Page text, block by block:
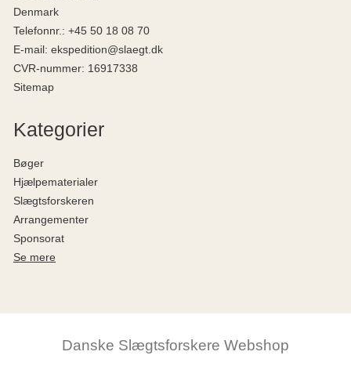
Denmark
Telefonnr. : +45 50 18 08 70
E-mail: ekspedition@slaegt.dk
CVR-nummer: 16917338
Sitemap
Kategorier
Bøger
Hjælpematerialer
Slægtsforskeren
Arrangementer
Sponsorat
Se mere
Danske Slægtsforskere Webshop